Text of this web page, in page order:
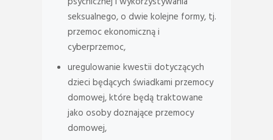
seksualnego, o dwie kolejne formy, tj.
przemoc ekonomiczną i
cyberprzemoc,
uregulowanie kwestii dotyczących
dzieci będących świadkami przemocy
domowej, które będą traktowane
jako osoby doznające przemocy
domowej,